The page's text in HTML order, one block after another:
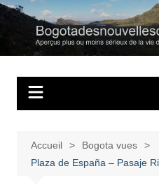
Aller
contenu
Regards personnels sur la vie
Accueil
Bogota vues
Plaza de España – Pasaje